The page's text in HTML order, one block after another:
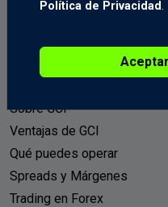
Política de Privacidad.
Chat de soporte en
Introducción
Sobre GCI
Ventajas de GCI
Qué puedes operar
Spreads y Márgenes
Trading en Forex